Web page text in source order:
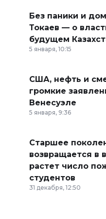
Без паники и
Токаев — о
будущем
5 января, 10:15
США, нефть и
громкие
Венесуэле
5 января, 9:36
Старшее
возвращается в
растет число
студентов
31 декабря, 12:50